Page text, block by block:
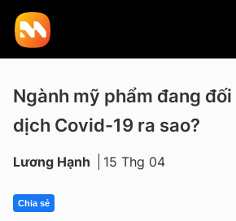
Ngành mỹ phẩm đang
dịch Covid-19 ra sao?
Lương Hạnh 15 Thg 04
Chia sẻ